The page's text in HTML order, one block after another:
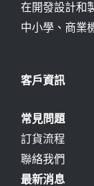
在開發設計和
中小學、商業
客戶資訊
常見問題
訂貨流程
聯絡我們
最新消息